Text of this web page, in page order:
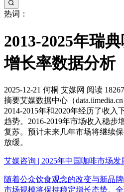
热词：
2013-2025年瑞
增长率数据分析
2025-12-21 何桐 艾媒网 阅读 18267
摘要艾媒数据中心（
2014-2015年和2020年经历了收入
趋势。2016-2019年市场收入稳步
复苏。预计未来几年市场将继续
放缓。
艾媒咨询 | 2025年中国咖啡市场
随着公众饮食观念的改变与新品
市场规模将保持稳定增长态势。